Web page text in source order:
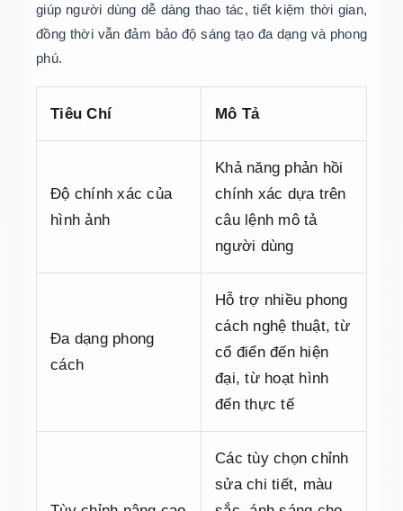
giúp người dùng dễ dàng thao tác, tiết kiệm thời gian,
đồng thời vẫn đảm bảo độ sáng tạo đa dạng và phong
phú.
Tiêu Chí Mô Tả
Độ chính xác của
hình ảnh
Khả năng phản hồi
chính xác dựa trên
câu lệnh mô tả
người dùng
Đa dạng phong
cách
Hỗ trợ nhiều phong
cách nghệ thuật, từ
cổ điển đến hiện
đại, từ hoạt hình
đến thực tế
Các tùy chọn chỉnh
sửa chi tiết, màu